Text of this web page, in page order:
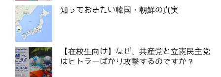
知っておきたい韓国・朝鮮の真実
【在校生向け】なぜ、共産党と立憲民主党
はヒトラーばかり攻撃するのですか？